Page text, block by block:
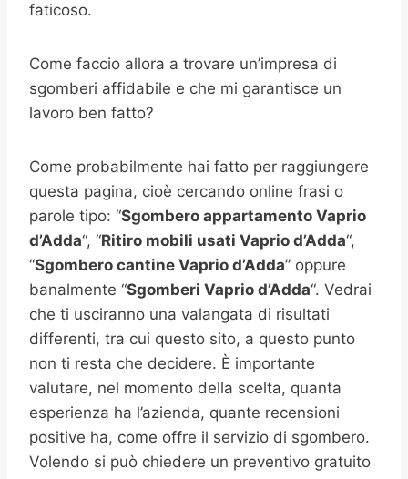
faticoso.
Come faccio allora a trovare un’impresa di
sgomberi affidabile e che mi garantisce un
lavoro ben fatto?
Come probabilmente hai fatto per raggiungere
questa pagina, cioè cercando online frasi o
parole tipo: “Sgombero appartamento Vaprio
d’Adda“, “Ritiro mobili usati Vaprio d’Adda“,
“Sgombero cantine Vaprio d’Adda” oppure
banalmente “Sgomberi Vaprio d’Adda“. Vedrai
che ti usciranno una valangata di risultati
differenti, tra cui questo sito, a questo punto
non ti resta che decidere. È importante
valutare, nel momento della scelta, quanta
esperienza ha l’azienda, quante recensioni
positive ha, come offre il servizio di sgombero.
Volendo si può chiedere un preventivo gratuito